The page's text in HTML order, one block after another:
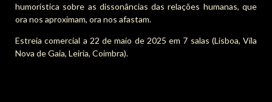
humorística sobre as dissonâncias das relações humanas, que
ora nos aproximam, ora nos afastam.
Estreia comercial a 22 de maio de 2025 em 7 salas (Lisboa, Vila
Nova de Gaia, Leiria, Coimbra).